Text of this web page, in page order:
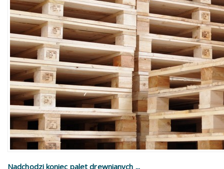
Nadchodzi koniec palet drewnianych ...